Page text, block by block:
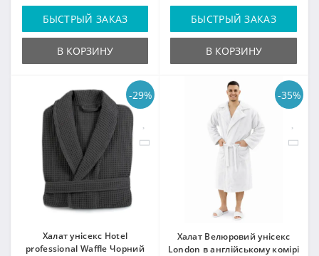
БЫСТРЫЙ ЗАКАЗ
В КОРЗИНУ
БЫСТРЫЙ ЗАКАЗ
В КОРЗИНУ
-29%
Халат унісекс Hotel
professional Waffle Чорний
-35%
Халат Велюровий унісекс
London в англійському комірі